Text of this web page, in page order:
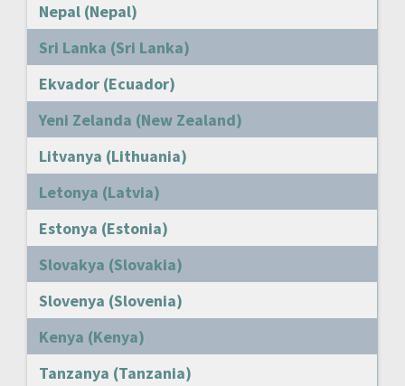
Nepal (Nepal)
Sri Lanka (Sri Lanka)
Ekvador (Ecuador)
Yeni Zelanda (New Zealand)
Litvanya (Lithuania)
Letonya (Latvia)
Estonya (Estonia)
Slovakya (Slovakia)
Slovenya (Slovenia)
Kenya (Kenya)
Tanzanya (Tanzania)